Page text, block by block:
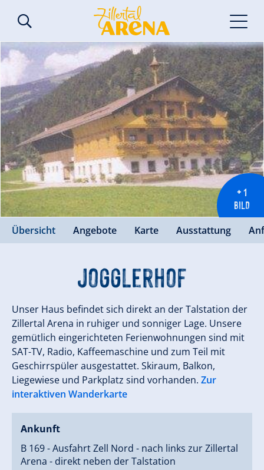
+ 1
BILD
Übersicht Angebote Karte Ausstattung
Jogglerhof
Unser Haus befindet sich direkt an der Talstation der
Zillertal Arena in ruhiger und sonniger Lage. Unsere
gemütlich eingerichteten Ferienwohnungen sind mit
SAT-TV, Radio, Kaffeemaschine und zum Teil mit
Geschirrspüler ausgestattet. Skiraum, Balkon,
Liegewiese und Parkplatz sind vorhanden. Zur
interaktiven Wanderkarte
Ankunft
B 169 - Ausfahrt Zell Nord - nach links zur Zillertal
Arena - direkt neben der Talstation